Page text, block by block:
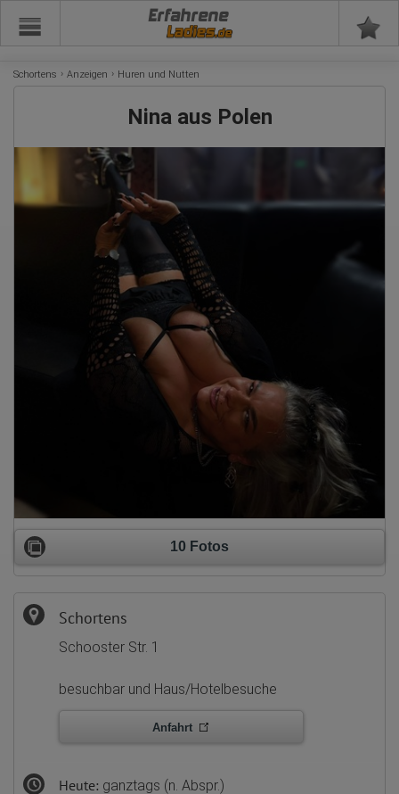
Erfahrene
Schortens Anzeigen Huren und Nutten
Nina aus Polen
10 Fotos
Schortens
Schooster Str. 1
besuchbar und Haus/Hotelbesuche
Anfahrt
Heute: ganztags (n. Abspr.)